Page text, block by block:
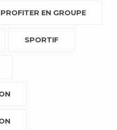
PROFITER EN GROUPE
SPORTIF